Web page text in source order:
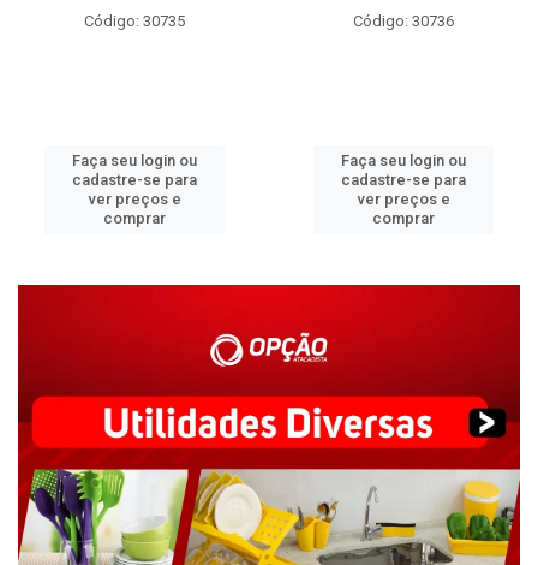
Código: 30735
Faça seu login ou
cadastre-se para
ver preços e
comprar
Código: 30736
Faça seu login ou
cadastre-se para
ver preços e
comprar